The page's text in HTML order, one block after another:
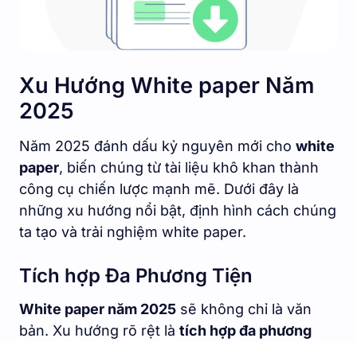
Xu Hướng White paper Năm
2025
Năm 2025 đánh dấu kỷ nguyên mới cho white
paper, biến chúng từ tài liệu khô khan thành
công cụ chiến lược mạnh mẽ. Dưới đây là
những xu hướng nổi bật, định hình cách chúng
ta tạo và trải nghiệm white paper.
Tích hợp Đa Phương Tiện
White paper năm 2025 sẽ không chỉ là văn
bản. Xu hướng rõ rệt là tích hợp đa phương